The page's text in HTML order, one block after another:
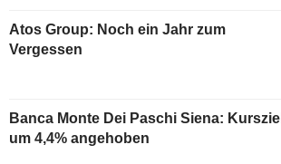
Atos Group: Noch ein Jahr zum
Vergessen
Banca Monte Dei Paschi Siena: Kursziel
um 4,4% angehoben